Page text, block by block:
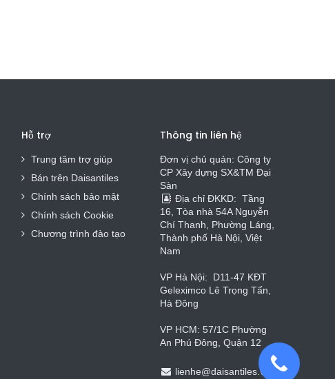
Hỗ trợ
Trung tâm trợ giúp
Bán trên Daisantiles
Chính sách bảo mật
Chính sách Cookie
Chương trình đào tạo
Thông tin liên hệ
Đơn vị chủ quản: Công ty
CP Xây dựng SX&TM Đại
Sàn
Địa chỉ ĐKKD: Tầng
16, Tòa nhà 54A Nguyễn
Chí Thanh, Phường Láng,
Thành phố Hà Nội, Việt
Nam
VP Hà Nội: D11-47 KĐT
Geleximco Lê Trọng Tấn,
Hà Đông
VP HCM: 57/1C Phường
An Phú Đông, Quận 12
lienhe@daisantiles.vn